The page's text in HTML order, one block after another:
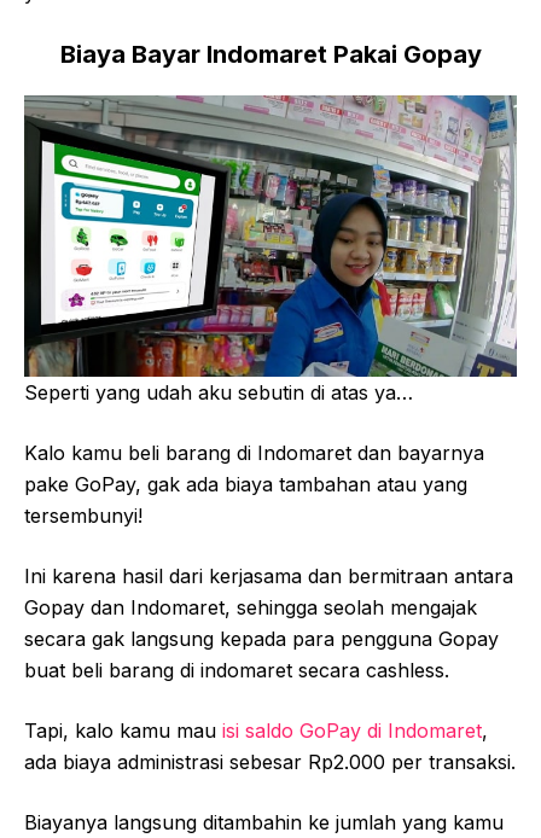
Biaya Bayar Indomaret Pakai Gopay
Seperti yang udah aku sebutin di atas ya…
Kalo kamu beli barang di Indomaret dan bayarnya
pake GoPay, gak ada biaya tambahan atau yang
tersembunyi!
Ini karena hasil dari kerjasama dan bermitraan antara
Gopay dan Indomaret, sehingga seolah mengajak
secara gak langsung kepada para pengguna Gopay
buat beli barang di indomaret secara cashless.
Tapi, kalo kamu mau isi saldo GoPay di Indomaret,
ada biaya administrasi sebesar Rp2.000 per transaksi.
Biayanya langsung ditambahin ke jumlah yang kamu